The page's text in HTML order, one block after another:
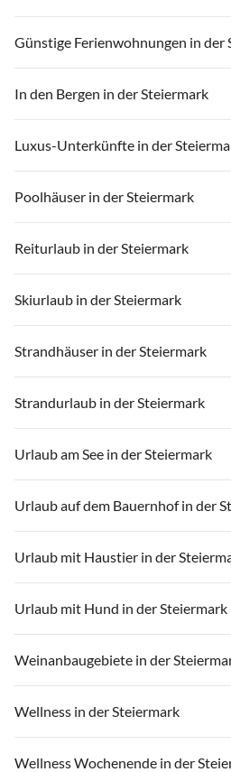
Günstige Ferienwohnungen in der
In den Bergen in der Steiermark
Luxus-Unterkünfte in der
Poolhäuser in der Steiermark
Reiturlaub in der Steiermark
Skiurlaub in der Steiermark
Strandhäuser in der Steiermark
Strandurlaub in der Steiermark
Urlaub am See in der Steiermark
Urlaub auf dem Bauernhof in der
Urlaub mit Haustier in der
Urlaub mit Hund in der Steiermark
Weinanbaugebiete in der
Wellness in der Steiermark
Wellness Wochenende in der